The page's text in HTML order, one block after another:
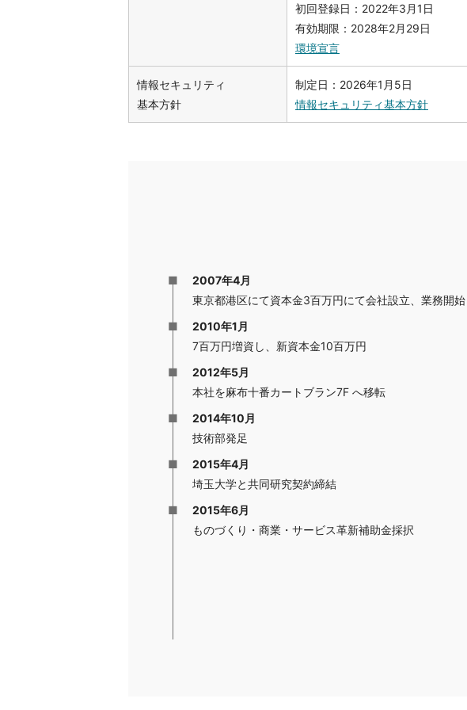
初回登録日：2022年3月1日
有効期限：2028年2月29日
環境宣言
情報セキュリティ
基本方針
制定日：2026年1月5日
情報セキュリティ基本方針
2007年4月
東京都港区にて資本金3百万円にて会社設立、業務開始
2010年1月
7百万円増資し、新資本金10百万円
2012年5月
本社を麻布十番カートブラン7F へ移転
2014年10月
技術部発足
2015年4月
埼玉大学と共同研究契約締結
2015年6月
ものづくり・商業・サービス革新補助金採択